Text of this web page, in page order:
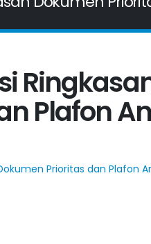
Plafon
Prioritas dan Plafon